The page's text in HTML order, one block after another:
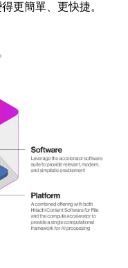
更簡單、更快捷。